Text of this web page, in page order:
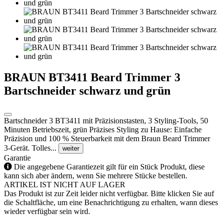
BRAUN BT3411 Beard Trimmer 3
Bartschneider schwarz und grün
Bartschneider 3 BT3411 mit Präzisionstasten, 3 Styling-Tools, 50
Minuten Betriebszeit, grün Präzises Styling zu Hause: Einfache
Präzision und 100 % Steuerbarkeit mit dem Braun Beard Trimmer
3-Gerät. Tolles...
weiter
Garantie
Die angegebene Garantiezeit gilt für ein Stück Produkt, diese
kann sich aber ändern, wenn Sie mehrere Stücke bestellen.
ARTIKEL IST NICHT AUF LAGER
Das Produkt ist zur Zeit leider nicht verfügbar. Bitte klicken Sie auf
die Schaltfläche, um eine Benachrichtigung zu erhalten, wann dieses
wieder verfügbar sein wird.